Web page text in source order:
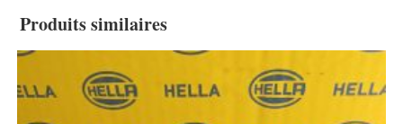
Produits similaires